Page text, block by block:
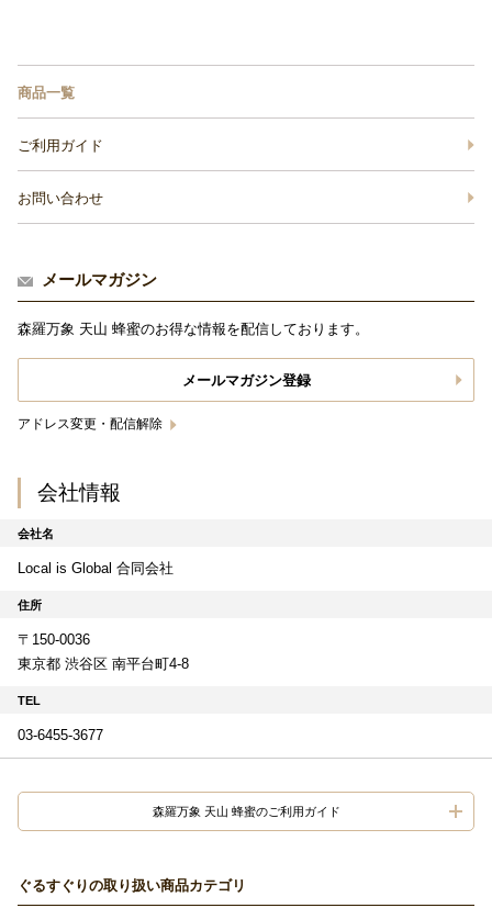
商品一覧
ご利用ガイド
お問い合わせ
メールマガジン
森羅万象 天山 蜂蜜のお得な情報を配信しております。
メールマガジン登録
アドレス変更・配信解除
会社情報
会社名
Local is Global 合同会社
住所
〒150-0036
東京都 渋谷区 南平台町4-8
TEL
03-6455-3677
森羅万象 天山 蜂蜜のご利用ガイド
ぐるすぐりの取り扱い商品カテゴリ